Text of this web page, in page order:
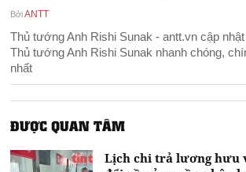
Bởi ANTT
Thủ tướng Anh Rishi Sunak - antt.vn cập
Thủ tướng Anh Rishi Sunak nhanh chóng,
nhất
ĐƯỢC QUAN TÂM
Lịch chi trả lương hưu